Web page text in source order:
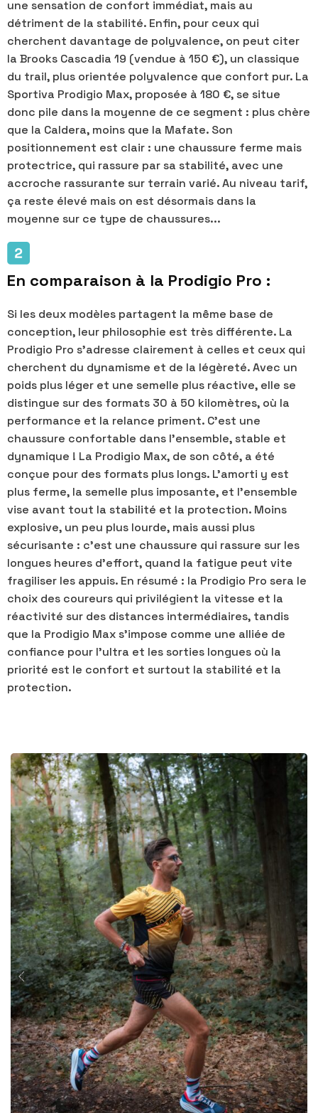
une sensation de confort immédiat, mais au
détriment de la stabilité. Enfin, pour ceux qui
cherchent davantage de polyvalence, on peut citer
la Brooks Cascadia 19 (vendue à 150 €), un classique
du trail, plus orientée polyvalence que confort pur. La
Sportiva Prodigio Max, proposée à 180 €, se situe
donc pile dans la moyenne de ce segment : plus chère
que la Caldera, moins que la Mafate. Son
positionnement est clair : une chaussure ferme mais
protectrice, qui rassure par sa stabilité, avec une
accroche rassurante sur terrain varié. Au niveau tarif,
ça reste élevé mais on est désormais dans la
moyenne sur ce type de chaussures...
En comparaison à la Prodigio Pro :
Si les deux modèles partagent la même base de
conception, leur philosophie est très différente. La
Prodigio Pro s’adresse clairement à celles et ceux qui
cherchent du dynamisme et de la légèreté. Avec un
poids plus léger et une semelle plus réactive, elle se
distingue sur des formats 30 à 50 kilomètres, où la
performance et la relance priment. C’est une
chaussure confortable dans l'ensemble, stable et
dynamique ! La Prodigio Max, de son côté, a été
conçue pour des formats plus longs. L’amorti y est
plus ferme, la semelle plus imposante, et l’ensemble
vise avant tout la stabilité et la protection. Moins
explosive, un peu plus lourde, mais aussi plus
sécurisante : c’est une chaussure qui rassure sur les
longues heures d’effort, quand la fatigue peut vite
fragiliser les appuis. En résumé : la Prodigio Pro sera le
choix des coureurs qui privilégient la vitesse et la
réactivité sur des distances intermédiaires, tandis
que la Prodigio Max s’impose comme une alliée de
confiance pour l’ultra et les sorties longues où la
priorité est le confort et surtout la stabilité et la
protection.